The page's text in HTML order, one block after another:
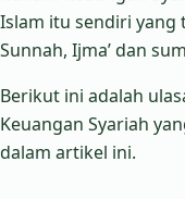
Islam itu sendiri yang
Sunnah, Ijma’ dan
Berikut ini adalah
Keuangan Syariah
dalam artikel ini.